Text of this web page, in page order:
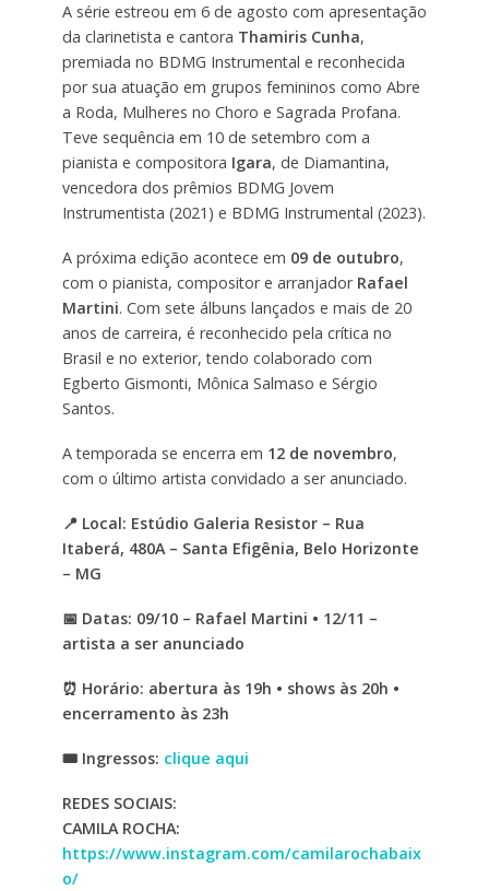
A série estreou em 6 de agosto com apresentação
da clarinetista e cantora Thamiris Cunha,
premiada no BDMG Instrumental e reconhecida
por sua atuação em grupos femininos como Abre
a Roda, Mulheres no Choro e Sagrada Profana.
Teve sequência em 10 de setembro com a
pianista e compositora Igara, de Diamantina,
vencedora dos prêmios BDMG Jovem
Instrumentista (2021) e BDMG Instrumental (2023).
A próxima edição acontece em 09 de outubro,
com o pianista, compositor e arranjador Rafael
Martini. Com sete álbuns lançados e mais de 20
anos de carreira, é reconhecido pela crítica no
Brasil e no exterior, tendo colaborado com
Egberto Gismonti, Mônica Salmaso e Sérgio
Santos.
A temporada se encerra em 12 de novembro,
com o último artista convidado a ser anunciado.
📍 Local: Estúdio Galeria Resistor – Rua
Itaberá, 480A – Santa Efigênia, Belo Horizonte
– MG
📅 Datas: 09/10 – Rafael Martini • 12/11 –
artista a ser anunciado
⏰ Horário: abertura às 19h • shows às 20h •
encerramento às 23h
🎟️ Ingressos: clique aqui
REDES SOCIAIS:
CAMILA ROCHA:
https://www.instagram.com/camilarochabaix
o/